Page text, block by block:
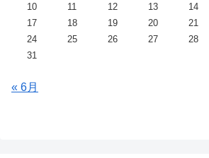
10
11 12 13 14
17
18 19 20 21
24
25 26 27 28
31
« 6月